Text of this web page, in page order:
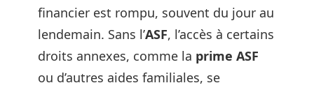
financier est rompu, souvent du jour au
lendemain. Sans l’ASF, l’accès à certains
droits annexes, comme la prime ASF
ou d’autres aides familiales, se